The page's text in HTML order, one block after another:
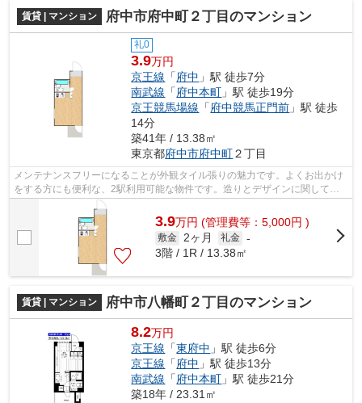
賃貸 | マンション 府中市府中町２丁目のマンション
礼0
3.9万円
京王線 「府中 」駅 徒歩7分
南武線 「府中本町 」駅 徒歩19分
京王競馬場線 「府中競馬正門前 」駅 徒歩
14分
築41年 / 13.38㎡
東京都府中市府中町２丁目
メンテナンスフリーになることが外観タイル張りの魅力です。よくお出かけ
をする方にも便利な、2駅利用可能な物件です。造りとデザインに関して、
自信をもって情報を提供できるマンショ...
3.9万円 (管理費等：5,000円 )
敷金 2ヶ月 礼金 -
3階 / 1R / 13.38㎡
賃貸 | マンション 府中市八幡町２丁目のマンション
8.2万円
京王線 「東府中 」駅 徒歩6分
京王線 「府中 」駅 徒歩13分
南武線 「府中本町 」駅 徒歩21分
築18年 / 23.31㎡